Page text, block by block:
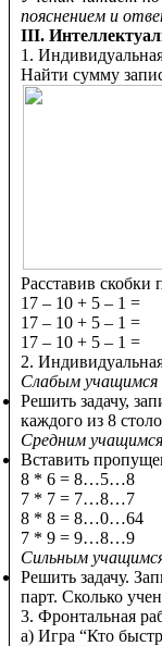
пояснением и
III.
1.
Найти сумму
Расставив
17 – 10 + 5 – 1 =
17 – 10 + 5 – 1 =
17 – 10 + 5 – 1 =
2.
Слабым учащимся
Решить задачу,
каждого из 8
Средним учащимся
Вставить
8 * 6 = 8…5…8
7 * 7 = 7…8…7
8 * 8 = 8…0…64
7 * 9 = 9…8…9
Сильным
Решить задачу.
парт. Сколько
3. Фронтальная
а) Игра “Кто